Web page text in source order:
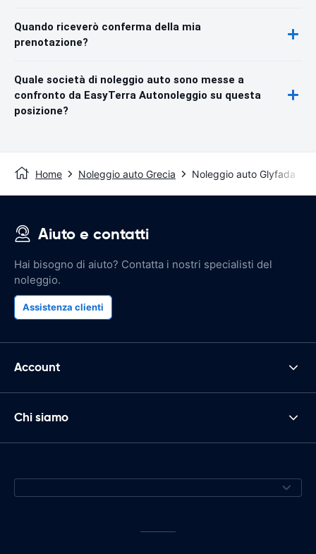
Quando riceverò conferma della mia
prenotazione?
Quale società di noleggio auto sono messe a
confronto da EasyTerra Autonoleggio su questa
posizione?
Home Noleggio auto Grecia Noleggio auto Glyfada
Aiuto e contatti
Hai bisogno di aiuto? Contatta i nostri specialisti del
noleggio.
Assistenza clienti
Account
Chi siamo